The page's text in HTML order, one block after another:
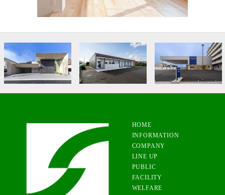
A邸新築工事 友成医院新築工事
HOME
INFORMATION
COMPANY
LINE UP
PUBLIC
FACILITY
WELFARE